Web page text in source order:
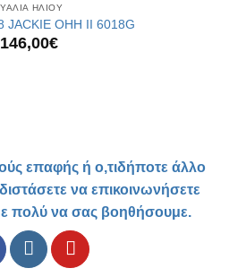
ΗΛΙΟΥ
JACKIE OHH II 6018G
146,00€
επαφής ή ο,τιδήποτε άλλο
να επικοινωνήσετε
πολύ να σας βοηθήσουμε.